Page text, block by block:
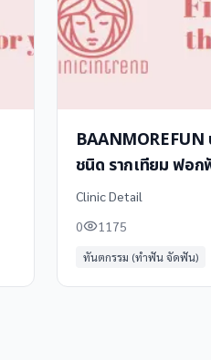
ชนิด รากเทียม ฟอก
Clinic Detail
0
1175
ทันตกรรม (ทำฟัน จัดฟัน)